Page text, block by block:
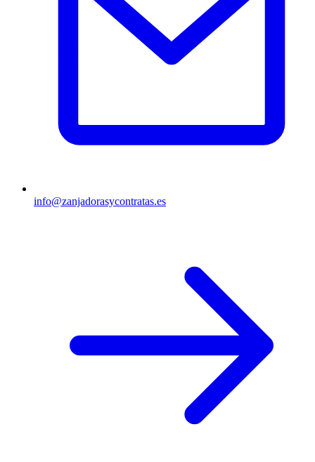
info@zanjadorasycontratas.es